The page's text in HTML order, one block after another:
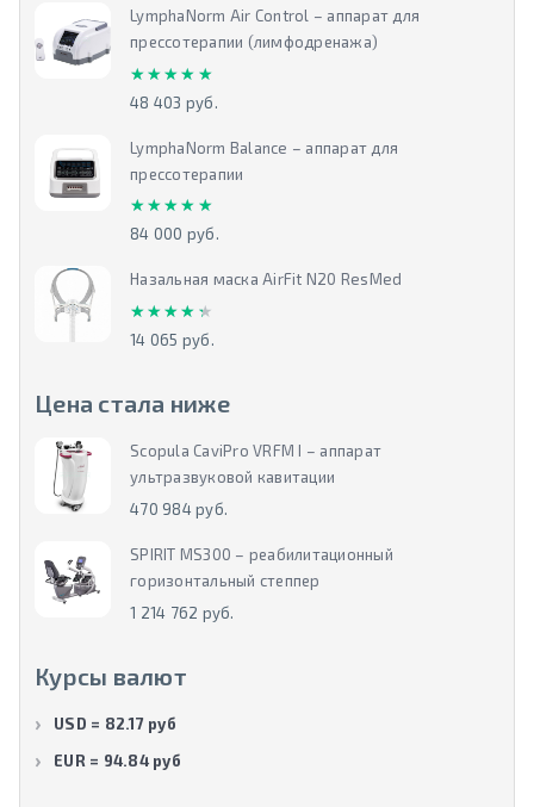
LymphaNorm Air Control – аппарат для
прессотерапии (лимфодренажа)
★★★★★
★★★★★
48 403 руб.
LymphaNorm Balance – аппарат для
прессотерапии
★★★★★
★★★★★
84 000 руб.
Назальная маска AirFit N20 ResMed
★★★★★
★★★★★
14 065 руб.
Цена стала ниже
Scopula CaviPro VRFM I – аппарат
ультразвуковой кавитации
470 984 руб.
SPIRIT MS300 – реабилитационный
горизонтальный степпер
1 214 762 руб.
Курсы валют
USD = 82.17 руб
EUR = 94.84 руб